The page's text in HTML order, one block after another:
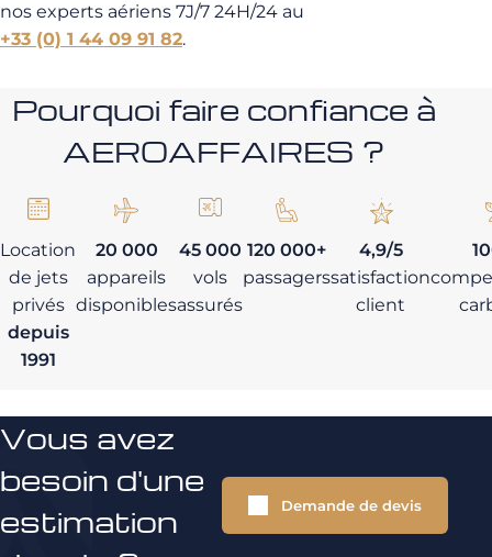
nos experts aériens 7J/7 24H/24 au
+33 (0) 1 44 09 91 82.
Pourquoi faire confiance à
AEROAFFAIRES ?
Location
de jets
privés
depuis
1991
20 000
appareils
disponibles
45 000
vols
assurés
120 000+
passagers
4,9/5
satisfaction
client
Vous avez
besoin d'une
estimation
Demande de devis